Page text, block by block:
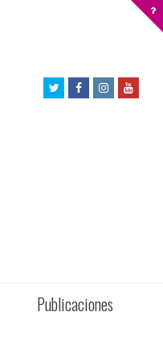
TwitterFacebookInstagram
Publicaciones